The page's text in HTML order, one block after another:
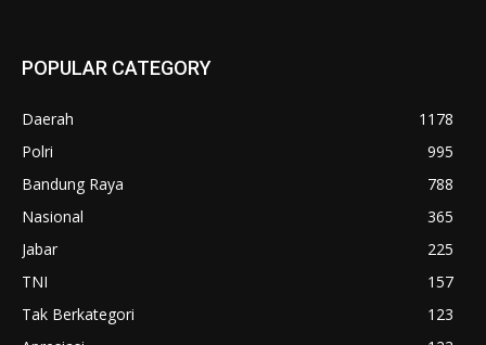
POPULAR CATEGORY
Daerah
1178
Polri
995
Bandung Raya
788
Nasional
365
Jabar
225
TNI
157
Tak Berkategori
123